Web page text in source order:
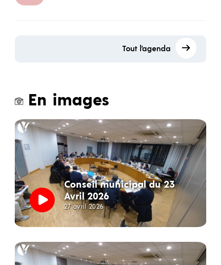
Tout l'agenda
En images
Conseil municipal du 23
Avril 2026
27 avril 2026